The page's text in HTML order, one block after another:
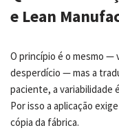
e Lean
O princípio é o mesmo —
desperdício — mas a
paciente, a variabilidade
Por isso a aplicação
cópia da fábrica.